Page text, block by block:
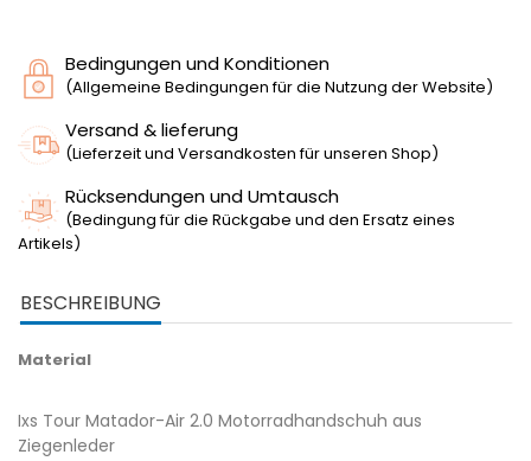
Bedingungen und Konditionen
(Allgemeine Bedingungen für die Nutzung der Website)
Versand & lieferung
(Lieferzeit und Versandkosten für unseren Shop)
Rücksendungen und Umtausch
(Bedingung für die Rückgabe und den Ersatz eines
Artikels)
BESCHREIBUNG
Material
Ixs Tour Matador-Air 2.0 Motorradhandschuh aus
Ziegenleder